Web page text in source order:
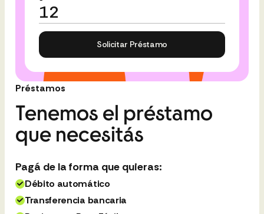
12
Solicitar Préstamo
Préstamos
Tenemos el préstamo
que necesitás
Pagá de la forma que quieras:
Débito automático
Transferencia bancaria